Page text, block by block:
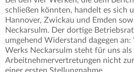
schließen könnten, handelt es sich
Hannover, Zwickau und Emden
Neckarsulm. Der dortige
umgehend Widerstand dagegen an:
Werks Neckarsulm steht für uns als
Arbeitnehmervertretungen nicht